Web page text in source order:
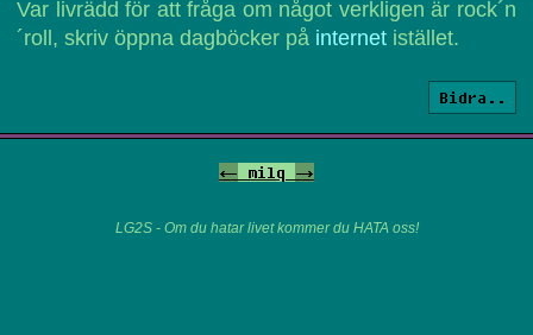
Var livrädd för att fråga om något verkligen är rock´n
´roll, skriv öppna dagböcker på internet istället.
Bidra..
<- milq ->
LG2S - Om du hatar livet kommer du HATA oss!